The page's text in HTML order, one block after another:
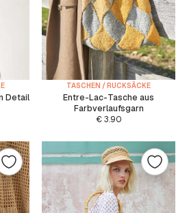
Detail
TASCHEN / RUCKSÄCKE
Entre-Lac-Tasche aus
Farbverlaufsgarn
€3.90